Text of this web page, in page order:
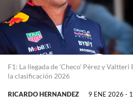
F1: La llegada de 'Checo' Pérez y Valtteri
la clasificación 2026
RICARDO HERNANDEZ 9 ENE 2026 -